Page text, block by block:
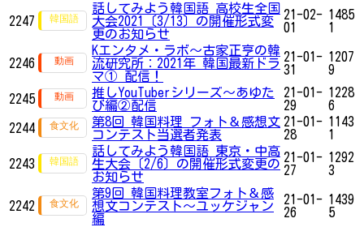
2247
話してみよう韓国語 高校生全国
大会2021〔3/13〕の開催形式変
更のお知らせ
21-02-
01
1485
1
2246
Kエンタメ・ラボ～古家正亨の韓
流研究所：2021年 韓国最新ドラ
マ① 配信！
21-01-
31
1207
9
2245
推しYouTuberシリーズ〜あゆた
び編②配信
21-01-
29
1228
6
2244
第8回 韓国料理 フォト＆感想文
コンテスト当選者発表
21-01-
28
1143
1
2243
話してみよう韓国語 東京・中高
生大会〔2/6〕の開催形式変更の
お知らせ
21-01-
27
1292
3
2242
第9回 韓国料理教室フォト＆感
想文コンテスト～ユッケジャン
編
21-01-
26
1439
5